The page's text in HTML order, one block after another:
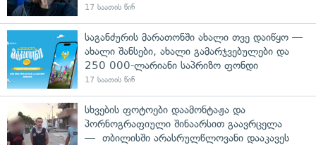
17 საათის წინ
საგანძურის მარათონში ახალი თვე დაიწყო —
ახალი შანსები, ახალი გამარჯვებულები და
250 000-ლარიანი საპრიზო ფონდი
17 საათის წინ
სხვების ფოტოები დაამონტაჟა და
პორნოგრაფიული შინაარსით გაავრცელა
— თბილისში არასრულწლოვანი დააკავეს